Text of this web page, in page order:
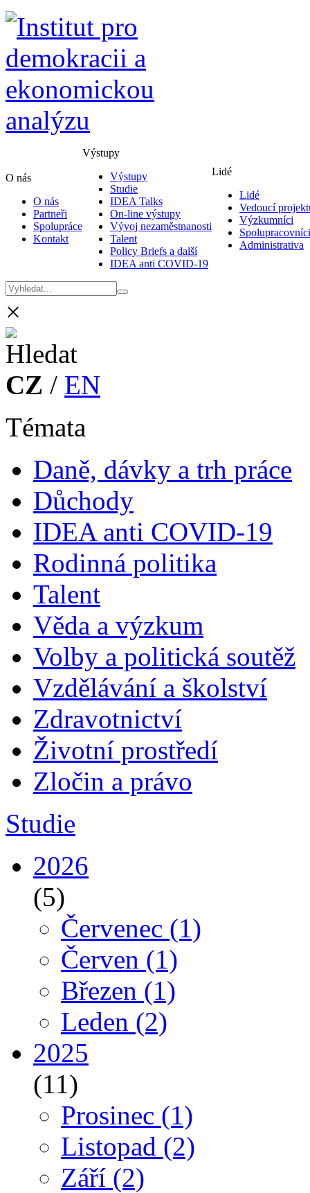
O nás
O nás
Partneři
Spolupráce
Kontakt
Výstupy
Výstupy
Studie
IDEA Talks
On-line výstupy
Vývoj nezaměstnanosti
Talent
Policy Briefs a další
IDEA anti COVID-19
Lidé
Lidé
Vedoucí
Výzkumníci
Spolupracovníci
Administrativa
×
CZ / EN
Témata
Daně, dávky a trh práce
Důchody
IDEA anti COVID-19
Rodinná politika
Talent
Věda a výzkum
Volby a politická soutěž
Vzdělávání a školství
Zdravotnictví
Životní prostředí
Zločin a právo
Studie
2026
(5)
Červenec (1)
Červen (1)
Březen (1)
Leden (2)
2025
(11)
Prosinec (1)
Listopad (2)
Září (2)